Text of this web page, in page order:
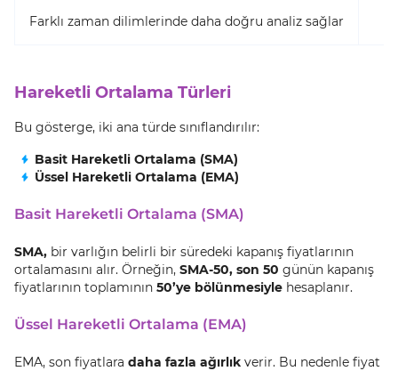
Farklı zaman dilimlerinde daha doğru analiz sağlar
Hareketli Ortalama Türleri
Bu gösterge, iki ana türde sınıflandırılır:
Basit Hareketli Ortalama (SMA)
Üssel Hareketli Ortalama (EMA)
Basit Hareketli Ortalama (SMA)
SMA, bir varlığın belirli bir süredeki kapanış fiyatlarının
ortalamasını alır. Örneğin, SMA-50, son 50 günün kapanış
fiyatlarının toplamının 50’ye bölünmesiyle hesaplanır.
Üssel Hareketli Ortalama (EMA)
EMA, son fiyatlara daha fazla ağırlık verir. Bu nedenle fiyat